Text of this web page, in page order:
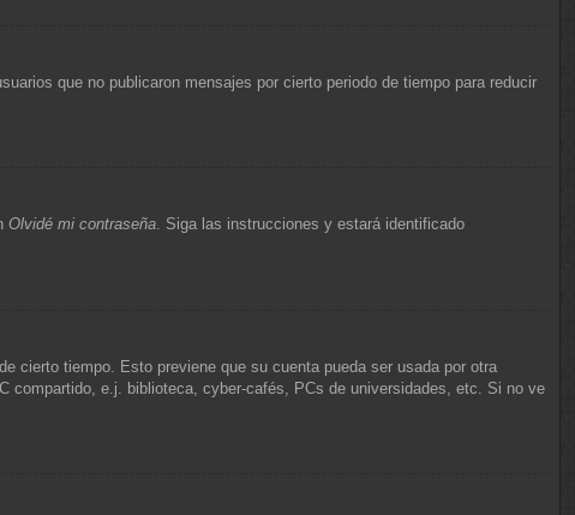
que no publicaron mensajes por cierto periodo de tiempo para reducir
Olvidé mi contraseña. Siga las instrucciones y estará identificado
cierto tiempo. Esto previene que su cuenta pueda ser usada por otra
compartido, e.j. biblioteca, cyber-cafés, PCs de universidades, etc. Si no ve